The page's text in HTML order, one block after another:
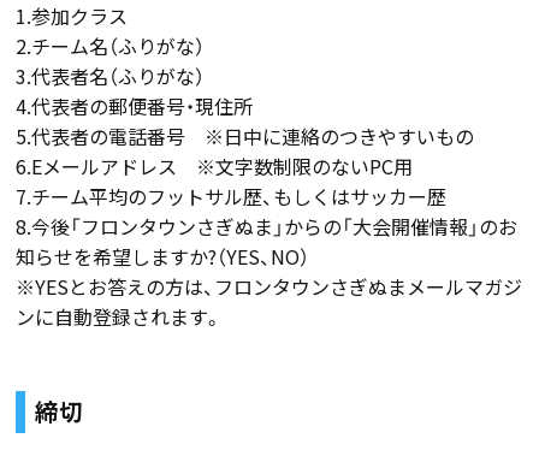
1.参加クラス
2.チーム名（ふりがな）
3.代表者名（ふりがな）
4.代表者の郵便番号・現住所
5.代表者の電話番号 ※日中に連絡のつきやすいもの
6.Eメールアドレス ※文字数制限のないPC用
7.チーム平均のフットサル歴、もしくはサッカー歴
8.今後「フロンタウンさぎぬま」からの「大会開催情報」のお
知らせを希望しますか?（YES、NO）
※YESとお答えの方は、フロンタウンさぎぬまメールマガジ
ンに自動登録されます。
締切